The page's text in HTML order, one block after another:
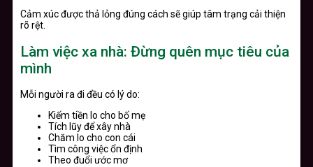
Cảm xúc được thả lỏng đúng cách sẽ giúp tâm trạng cải thiện
rõ rệt.
Làm việc xa nhà: Đừng quên mục tiêu của
mình
Mỗi người ra đi đều có lý do:
Kiếm tiền lo cho bố mẹ
Tích lũy để xây nhà
Chăm lo cho con cái
Tìm công việc ổn định
Theo đuổi ước mơ